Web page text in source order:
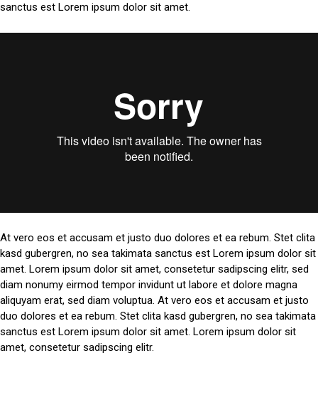
sanctus est Lorem ipsum dolor sit amet.
At vero eos et accusam et justo duo dolores et ea rebum. Stet clita
kasd gubergren, no sea takimata sanctus est Lorem ipsum dolor sit
amet. Lorem ipsum dolor sit amet, consetetur sadipscing elitr, sed
diam nonumy eirmod tempor invidunt ut labore et dolore magna
aliquyam erat, sed diam voluptua. At vero eos et accusam et justo
duo dolores et ea rebum. Stet clita kasd gubergren, no sea takimata
sanctus est Lorem ipsum dolor sit amet. Lorem ipsum dolor sit
amet, consetetur sadipscing elitr.